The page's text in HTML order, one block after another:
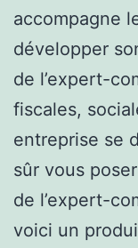
accompagne
développer
de l’expert-
fiscales,
entreprise se
sûr vous
de l’expert-
voici un